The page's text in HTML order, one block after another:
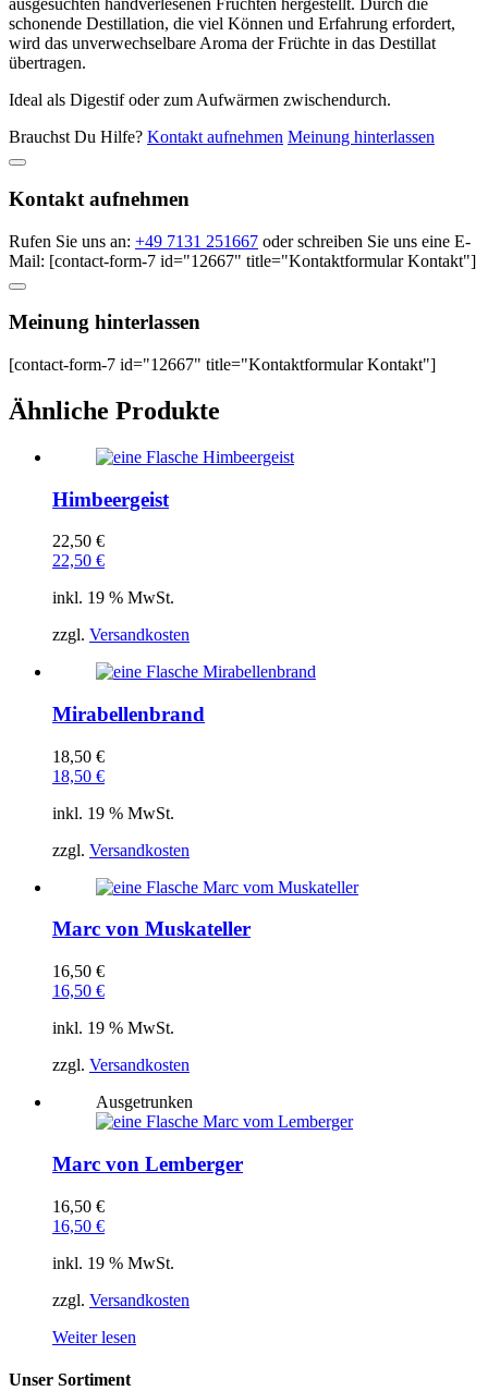
ausgesuchten handverlesenen Früchten hergestellt. Durch die
schonende Destillation, die viel Können und Erfahrung erfordert,
wird das unverwechselbare Aroma der Früchte in das Destillat
übertragen.
Ideal als Digestif oder zum Aufwärmen zwischendurch.
Brauchst Du Hilfe? Kontakt aufnehmen Meinung hinterlassen
Kontakt aufnehmen
Rufen Sie uns an: +49 7131 251667 oder schreiben Sie uns eine E-
Mail: [contact-form-7 id="12667" title="Kontaktformular Kontakt"]
Meinung hinterlassen
[contact-form-7 id="12667" title="Kontaktformular Kontakt"]
Ähnliche Produkte
Himbeergeist
22,50 €
22,50 €
inkl. 19 % MwSt.
zzgl. Versandkosten
Mirabellenbrand
18,50 €
18,50 €
inkl. 19 % MwSt.
zzgl. Versandkosten
Marc von Muskateller
16,50 €
16,50 €
inkl. 19 % MwSt.
zzgl. Versandkosten
Ausgetrunken
Marc von Lemberger
16,50 €
16,50 €
inkl. 19 % MwSt.
zzgl. Versandkosten
Weiter lesen
Unser Sortiment